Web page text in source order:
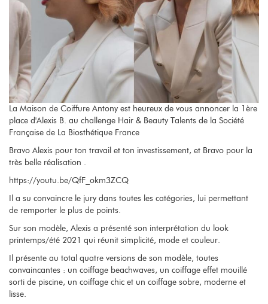
La Maison de Coiffure Antony est heureux de vous annoncer la 1ère
place d'Alexis B. au challenge Hair & Beauty Talents de la Société
Française de La Biosthétique France
Bravo Alexis pour ton travail et ton investissement, et Bravo pour la
très belle réalisation .
https://youtu.be/QfF_okm3ZCQ
Il a su convaincre le jury dans toutes les catégories, lui permettant
de remporter le plus de points.
Sur son modèle, Alexis a présenté son interprétation du look
printemps/été 2021 qui réunit simplicité, mode et couleur.
Il présente au total quatre versions de son modèle, toutes
convaincantes : un coiffage beachwaves, un coiffage effet mouillé
sorti de piscine, un coiffage chic et un coiffage sobre, moderne et
lisse.